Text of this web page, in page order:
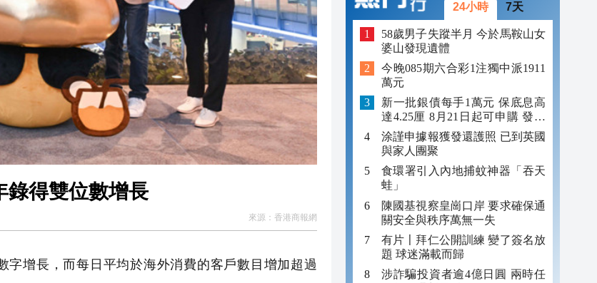
錄得雙位數增長
來源： 香港商報網
增長，而每日平均於海外消費的客戶數目增加超過
24小時 7天
58歲男子失蹤半月 今於馬鞍山女
婆山發現遺體
今晚085期六合彩1注獨中派1911
萬元
新一批銀債每手1萬元 保底息高
達4.25厘 8月21日起可申購 發行
金額最多550億
涂謹申據報獲發還護照 已到英國
與家人團聚
食環署引入內地捕蚊神器「吞天
蛙」
陳國基視察皇崗口岸 要求確保通
關安全與秩序萬無一失
有片〡拜仁公開訓練 變了簽名放
題 球迷滿載而歸
涉詐騙投資者逾4億日圓 兩時任